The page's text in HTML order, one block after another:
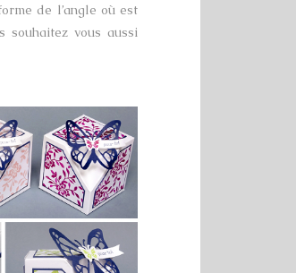
de l’angle où est
vous aussi